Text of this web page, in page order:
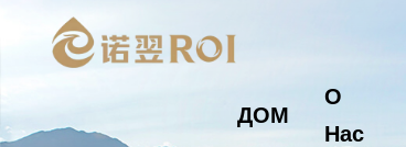
ДОМ
О
Нас